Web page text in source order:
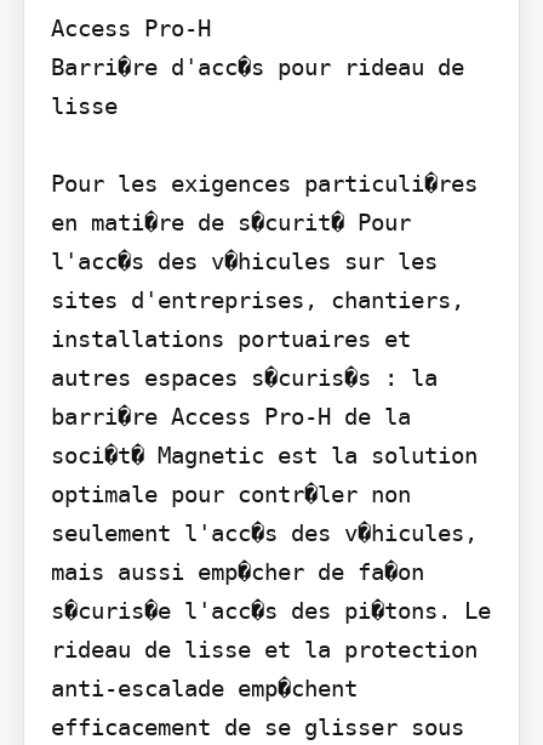
Access Pro-H
Barri�re d'acc�s pour rideau de
lisse
Pour les exigences particuli�res
en mati�re de s�curit� Pour
l'acc�s des v�hicules sur les
sites d'entreprises, chantiers,
installations portuaires et
autres espaces s�curis�s : la
barri�re Access Pro-H de la
soci�t� Magnetic est la solution
optimale pour contr�ler non
seulement l'acc�s des v�hicules,
mais aussi emp�cher de fa�on
s�curis�e l'acc�s des pi�tons. Le
rideau de lisse et la protection
anti-escalade emp�chent
efficacement de se glisser sous